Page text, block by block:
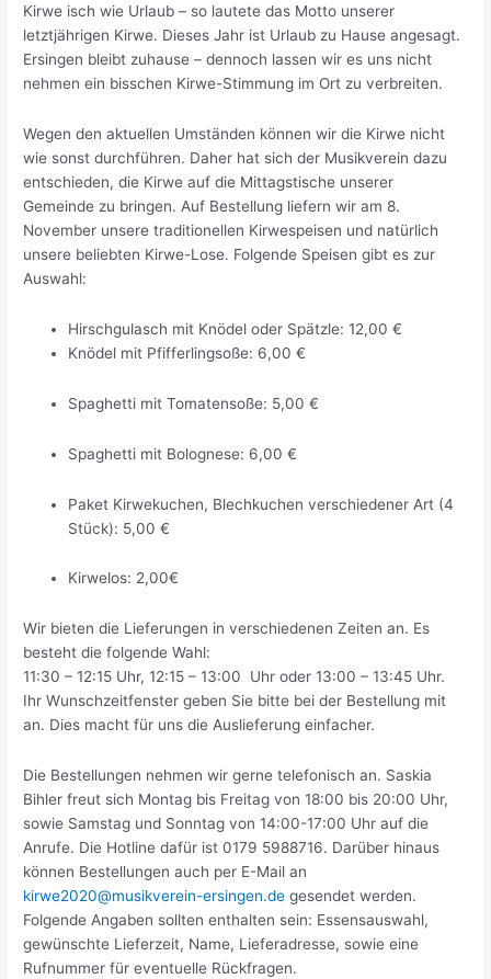
Kirwe isch wie Urlaub – so lautete das Motto unserer
letztjährigen Kirwe. Dieses Jahr ist Urlaub zu Hause angesagt.
Ersingen bleibt zuhause – dennoch lassen wir es uns nicht
nehmen ein bisschen Kirwe-Stimmung im Ort zu verbreiten.
Wegen den aktuellen Umständen können wir die Kirwe nicht
wie sonst durchführen. Daher hat sich der Musikverein dazu
entschieden, die Kirwe auf die Mittagstische unserer
Gemeinde zu bringen. Auf Bestellung liefern wir am 8.
November unsere traditionellen Kirwespeisen und natürlich
unsere beliebten Kirwe-Lose. Folgende Speisen gibt es zur
Auswahl:
Hirschgulasch mit Knödel oder Spätzle: 12,00 €
Knödel mit Pfifferlingsoße: 6,00 €
Spaghetti mit Tomatensoße: 5,00 €
Spaghetti mit Bolognese: 6,00 €
Paket Kirwekuchen, Blechkuchen verschiedener Art (4
Stück): 5,00 €
Kirwelos: 2,00€
Wir bieten die Lieferungen in verschiedenen Zeiten an. Es
besteht die folgende Wahl:
11:30 – 12:15 Uhr, 12:15 – 13:00 Uhr oder 13:00 – 13:45 Uhr.
Ihr Wunschzeitfenster geben Sie bitte bei der Bestellung mit
an. Dies macht für uns die Auslieferung einfacher.
Die Bestellungen nehmen wir gerne telefonisch an. Saskia
Bihler freut sich Montag bis Freitag von 18:00 bis 20:00 Uhr,
sowie Samstag und Sonntag von 14:00-17:00 Uhr auf die
Anrufe. Die Hotline dafür ist 0179 5988716. Darüber hinaus
können Bestellungen auch per E-Mail an
kirwe2020@musikverein-ersingen.de gesendet werden.
Folgende Angaben sollten enthalten sein: Essensauswahl,
gewünschte Lieferzeit, Name, Lieferadresse, sowie eine
Rufnummer für eventuelle Rückfragen.